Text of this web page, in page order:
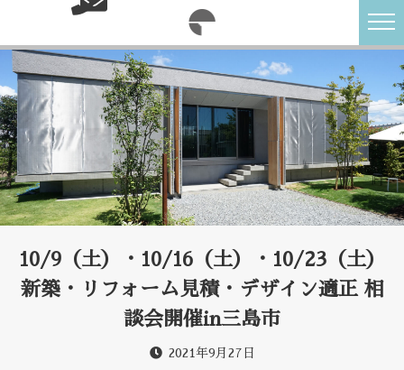
10/9（土）・10/16（土）・10/23（土）
新築・リフォーム見積・デザイン適正 相
談会開催in三島市
2021年9月27日